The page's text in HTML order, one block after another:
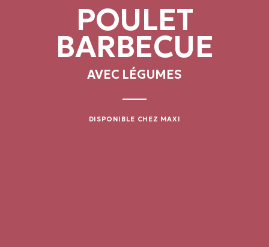
POULET
BARBECUE
AVEC LÉGUMES
DISPONIBLE CHEZ MAXI